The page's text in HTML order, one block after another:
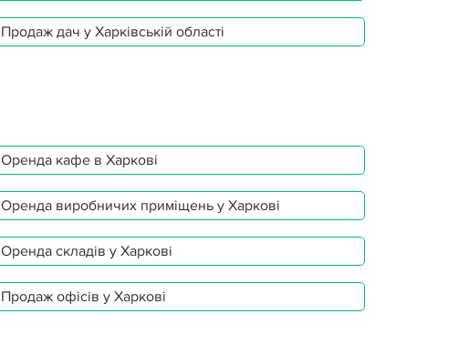
Продаж дач у Харківській області
Оренда кафе в Харкові
Оренда виробничих приміщень у Харкові
Оренда складів у Харкові
Продаж офісів у Харкові